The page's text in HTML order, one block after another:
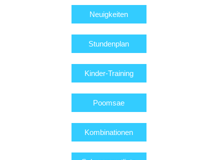
Neuigkeiten
Stundenplan
Kinder-Training
Poomsae
Kombinationen